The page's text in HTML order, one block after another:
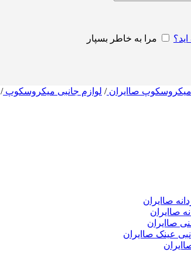
مرا به خاطر بسپار
میکروسکوپ صاایران/ لوازم جانبی میکروسکوپ/
صاایران
صاایران
صاایران
عینک صاایران